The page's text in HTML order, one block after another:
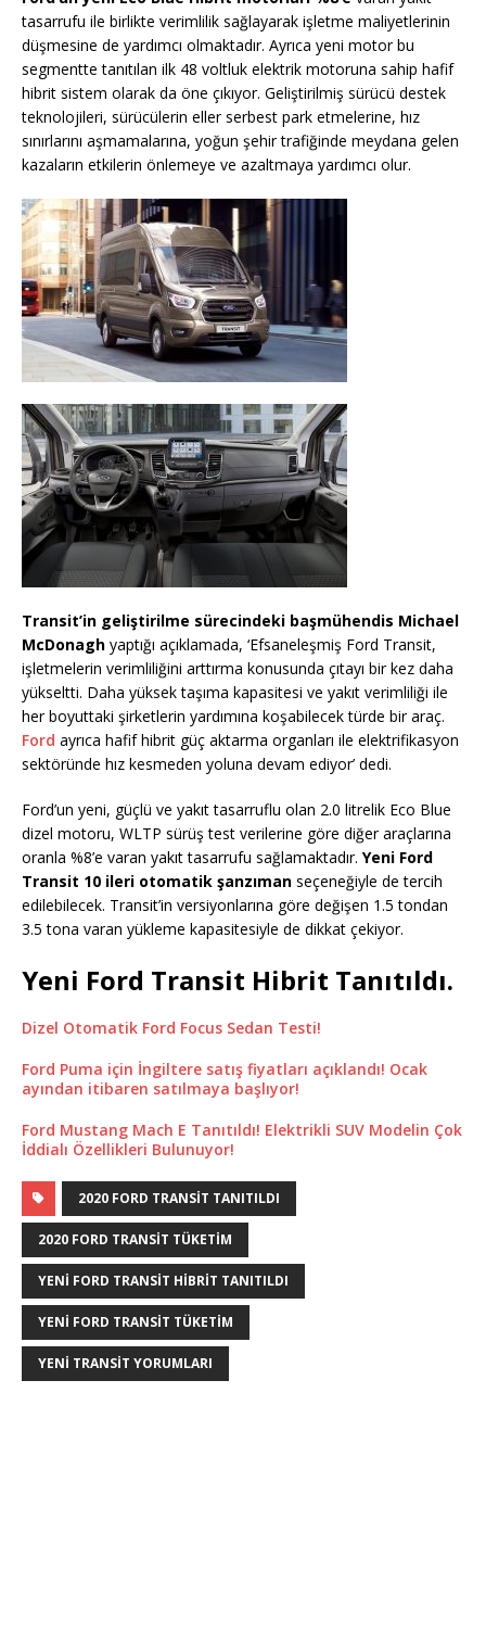
tasarrufu ile birlikte verimlilik sağlayarak işletme maliyetlerinin
düşmesine de yardımcı olmaktadır. Ayrıca yeni motor bu
segmentte tanıtılan ilk 48 voltluk elektrik motoruna sahip hafif
hibrit sistem olarak da öne çıkıyor. Geliştirilmiş sürücü destek
teknolojileri, sürücülerin eller serbest park etmelerine, hız
sınırlarını aşmamalarına, yoğun şehir trafiğinde meydana gelen
kazaların etkilerin önlemeye ve azaltmaya yardımcı olur.
Transit’in geliştirilme sürecindeki başmühendis Michael
McDonagh yaptığı açıklamada, ‘Efsaneleşmiş Ford Transit,
işletmelerin verimliliğini arttırma konusunda çıtayı bir kez daha
yükseltti. Daha yüksek taşıma kapasitesi ve yakıt verimliliği ile
her boyuttaki şirketlerin yardımına koşabilecek türde bir araç.
Ford ayrıca hafif hibrit güç aktarma organları ile elektrifikasyon
sektöründe hız kesmeden yoluna devam ediyor’ dedi.
Ford’un yeni, güçlü ve yakıt tasarruflu olan 2.0 litrelik Eco Blue
dizel motoru, WLTP sürüş test verilerine göre diğer araçlarına
oranla %8’e varan yakıt tasarrufu sağlamaktadır. Yeni Ford
Transit 10 ileri otomatik şanzıman seçeneğiyle de tercih
edilebilecek. Transit’in versiyonlarına göre değişen 1.5 tondan
3.5 tona varan yükleme kapasitesiyle de dikkat çekiyor.
Yeni Ford Transit Hibrit Tanıtıldı.
Dizel Otomatik Ford Focus Sedan Testi!
Ford Puma için İngiltere satış fiyatları açıklandı! Ocak
ayından itibaren satılmaya başlıyor!
Ford Mustang Mach E Tanıtıldı! Elektrikli SUV Modelin Çok
İddialı Özellikleri Bulunuyor!
2020 FORD TRANSIT TANITILDI
2020 FORD TRANSIT TÜKETIM
YENI FORD TRANSIT HIBRIT TANITILDI
YENI FORD TRANSIT TÜKETIM
YENI TRANSIT YORUMLARI